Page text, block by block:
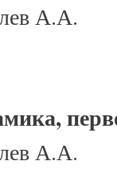
А.А.
А.А.